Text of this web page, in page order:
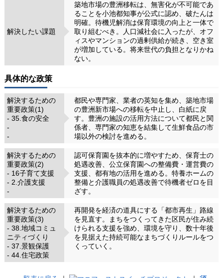
解決したい課題
築地市場の豊洲移転は、無害化が不可能であ
ることを小池都知事が公式に認め、破たんは
明確。待機児解消は保育環境の向上と一体で
取り組むべき。人口減社会に入ったが、オフ
ィスやマンションの過剰供給が続き、空き室
が増加している。将来世代の負担となりかね
ない。
具体的な政策
解決するための
重要政策(1)
- 35.食の安全
-
-
都民や専門家、業者の英知を集め、築地市場
の豊洲新市場への移転を中止し、白紙に戻
す。豊洲の施設の活用方法について都民と関
係者、専門家の知恵を結集して生鮮食品の市
場以外の検討を進める。
解決するための
重要政策(2)
- 16子育て支援
- 2.介護支援
-
認可保育園を抜本的に増やすため、保育士の
処遇改善、公立保育園への整備費・運営費の
支援、都有地の活用を進める。特養ホームの
整備と介護職員の処遇改善で待機者ゼロを目
ざす。
解決するための
重要政策(3)
- 38.地域コミュ
ニティづくり
- 37.景観保護
- 44.住宅政策
再開発を経済の道具にする「都市再生」路線
を見直す。まちをつくってきた区民が住み続
けられる支援を強め、環境を守り、数十年後
を見据えた持続可能なまちづくりルールをつ
くっていく。